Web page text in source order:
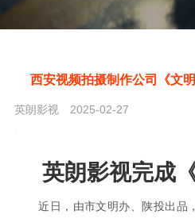
英朗影视 2025-02-27
近日，由市文明办、陕投出品